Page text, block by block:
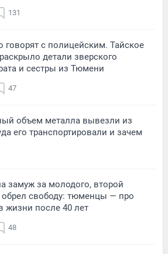
131
говорят с полицейским. Тайское
детали зверского
и сестры из Тюмени
47
объем металла вывезли из
его транспортировали и зачем
замуж за молодого, второй
обрел свободу: тюменцы — про
жизни после 40 лет
48